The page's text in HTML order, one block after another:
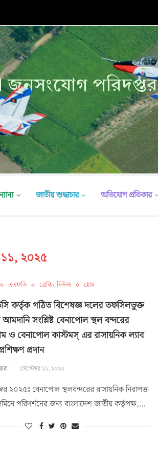
জনসংযোগ পরিদপ্তর
জাতীয় শুদ্ধাচার অভিযোগ প্রতিকার
১১, ২০২৫
এএফডি ব্রেকিং নিউজ হোম
কর্তৃক গঠিত বিশেষজ্ঞ দলের তফসিলভুক্ত
আমদানি সংশ্লিষ্ট বেনাপোল স্থল বন্দরের
ও বেনাপোল কাস্টমস্ এর রাসায়নিক ল্যাব
প্রদান
সেপ্টেম্বর ১১, ২০২৫
২০২৫ঃ বেনাপোল স্থলবন্দরের রাসায়নিক নিরাপত্তা
পরিদর্শনের জন্য বাংলাদেশ জাতীয় কর্তৃপক্ষ,…